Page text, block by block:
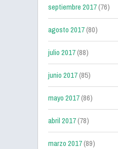
septiembre 2017(76)
agosto 2017(80)
julio 2017(88)
junio 2017(85)
mayo 2017(86)
abril 2017(78)
marzo 2017(89)